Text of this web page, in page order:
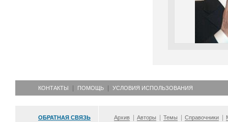
КОНТАКТЫ ПОМОЩЬ УСЛОВИЯ ИСПОЛЬЗОВАНИЯ
ОБРАТНАЯ СВЯЗЬ Архив Авторы Темы Справочники